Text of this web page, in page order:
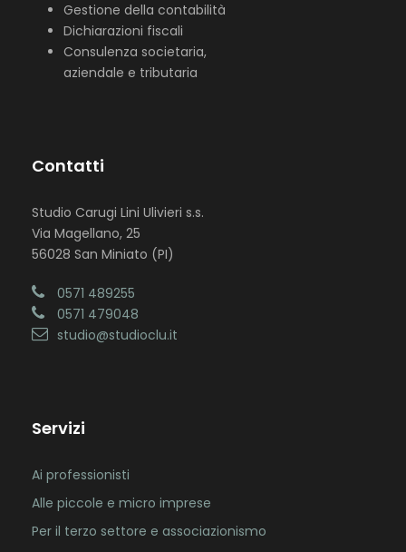
Gestione della contabilità
Dichiarazioni fiscali
Consulenza societaria,
aziendale e tributaria
Contatti
Studio Carugi Lini Ulivieri s.s.
Via Magellano, 25
56028 San Miniato (PI)
0571 489255
0571 479048
studio@studioclu.it
Servizi
Ai professionisti
Alle piccole e micro imprese
Per il terzo settore e associazionismo